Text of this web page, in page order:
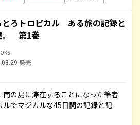
とろトロピカル ある旅の記録と
。 第1巻
発売
の島に滞在することになった筆者
でマジカルな45日間の記録と記